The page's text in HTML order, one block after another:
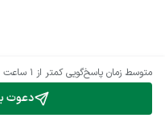
دعوت
متوسط زمان پاسخ‌گویی کمتر از 1 ساعت